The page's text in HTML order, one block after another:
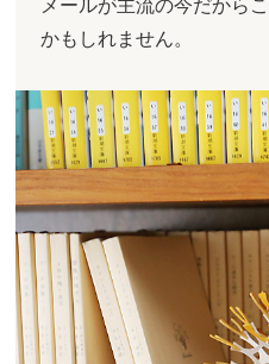
かもしれません。